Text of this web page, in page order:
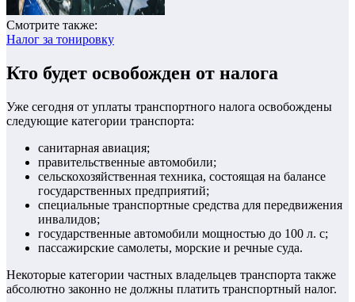
Смотрите также:
Налог за тонировку
Кто будет освобожден от налога
Уже сегодня от уплаты транспортного налога освобождены
следующие категории транспорта:
санитарная авиация;
правительственные автомобили;
сельскохозяйственная техника, состоящая на балансе
государственных предприятий;
специальные транспортные средства для передвижения
инвалидов;
государственные автомобили мощностью до 100 л. с;
пассажирские самолеты, морские и речные суда.
Некоторые категории частных владельцев транспорта также
абсолютно законно не должны платить транспортный налог.